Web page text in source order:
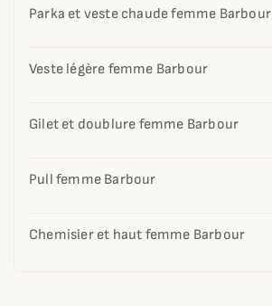
Parka et veste chaude femme Barbour
Veste légère femme Barbour
Gilet et doublure femme Barbour
Pull femme Barbour
Chemisier et haut femme Barbour